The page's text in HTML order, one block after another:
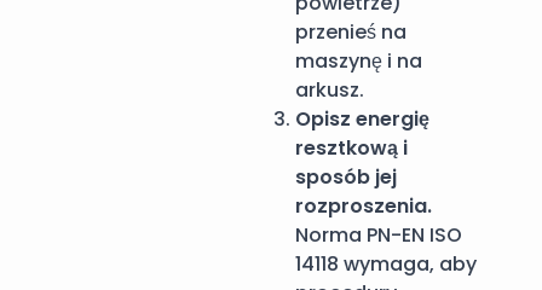
przenieś na
maszynę i na
arkusz.
Opisz energię
resztkową i
sposób jej
rozproszenia.
Norma PN-EN ISO
14118 wymaga, aby